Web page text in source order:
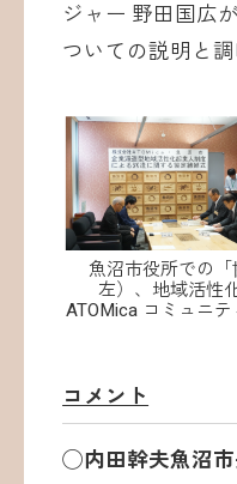
ジャー 野田国広
ついての説明と
魚沼市役所での
左）、地域活性
ATOMica コミュニ
コメント
◯内田幹夫魚沼市